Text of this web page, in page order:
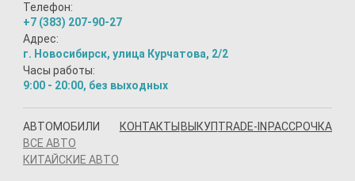
Телефон:
+7 (383) 207-90-27
Адрес:
г. Новосибирск, улица Курчатова, 2/2
Часы работы:
9:00 - 20:00, без выходных
АВТОМОБИЛИ
ВСЕ АВТО
КИТАЙСКИЕ АВТО
КОНТАКТЫ ВЫКУПTRADE-IN РАССРОЧКА